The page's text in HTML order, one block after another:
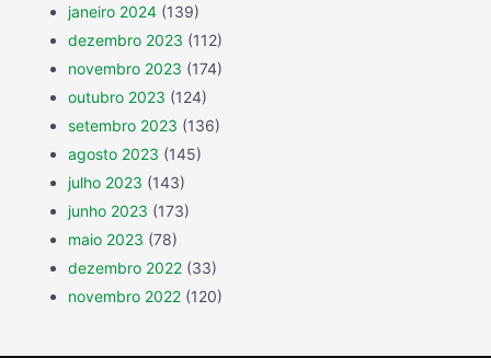
janeiro 2024 (139)
dezembro 2023 (112)
novembro 2023 (174)
outubro 2023 (124)
setembro 2023 (136)
agosto 2023 (145)
julho 2023 (143)
junho 2023 (173)
maio 2023 (78)
dezembro 2022 (33)
novembro 2022 (120)